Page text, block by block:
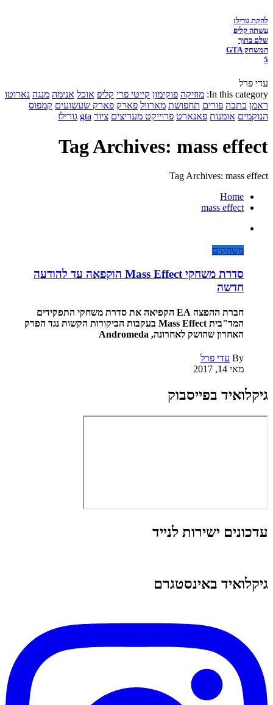
להקת גורילז
עשתה קליפ
שלם בתוך
המשחק GTA
5
עדי פרל
In this category: מוזיקה פוקימון קייטי פרי קליפ אוכל אנימה מנגה נארוטו
ראמן כתבה פורים תחפושת מארוול פארק פארק שעשועים קמפוס
הנוקמים אומנות פאנארט פרוייקט מעריצים ציור gta גורילז
Tag Archives: mass effect
Tag Archives: mass effect
Home
mass effect
משחקים
סדרת משחקי Mass Effect הוקפאה עד להודעה
חדשה
חברת ההפצה EA הקפיאה את סדרת משחקי התפקידים
המד"בית Mass Effect בעקבות הביקורות הקשות נגד הפרק
האחרון שהושק לאחרונה, Andromeda
By עדי פרל
מאי 14, 2017
גיקלואיד בפייסבוק
עדכונים ישירות לנייד
גיקלואיד באינסטגרם